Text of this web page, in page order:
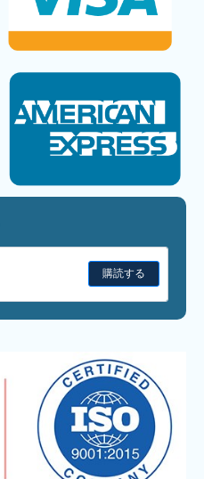
購読する